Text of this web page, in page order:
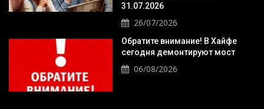
31.07.2026
26/07/2026
Обратите внимание! В Хайфе
сегодня демонтируют мост
06/08/2026